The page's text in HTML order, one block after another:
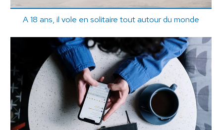
A 18 ans, il vole en solitaire tout autour du monde